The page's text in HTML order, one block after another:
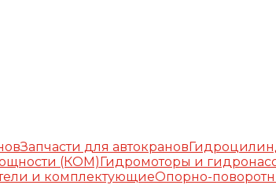
Запчасти для автокранов
(КОМ)Гидромоторы и
и комплектующиеОпорно-